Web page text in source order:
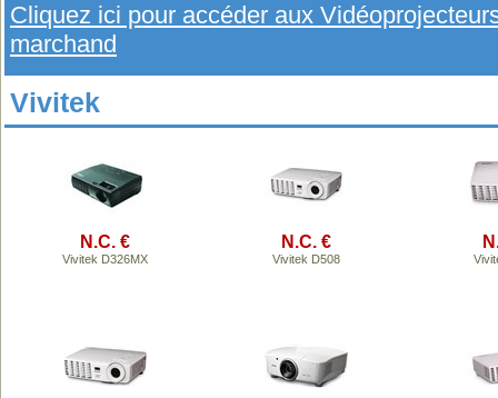
Cliquez ici pour accéder aux
marchand
Vivitek
N.C. €
Vivitek D326MX
N.C. €
Vivitek D508